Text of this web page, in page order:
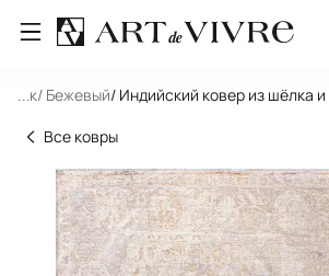
... / Бежевый/ Индийский ковер из шёлка и
Все ковры